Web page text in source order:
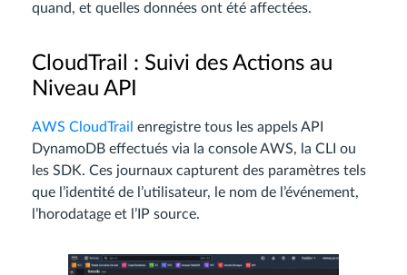
quand, et quelles données ont été affectées.
CloudTrail : Suivi des Actions au
Niveau API
AWS CloudTrail enregistre tous les appels API
DynamoDB effectués via la console AWS, la CLI ou
les SDK. Ces journaux capturent des paramètres tels
que l’identité de l’utilisateur, le nom de l’événement,
l’horodatage et l’IP source.